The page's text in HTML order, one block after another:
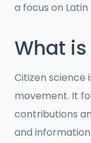
a focus on
What
Citizen science
movement. It
contributions
and